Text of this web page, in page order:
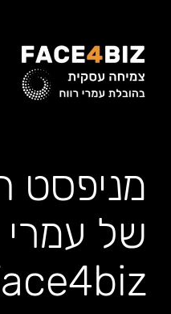
מניפסט
של עמרי